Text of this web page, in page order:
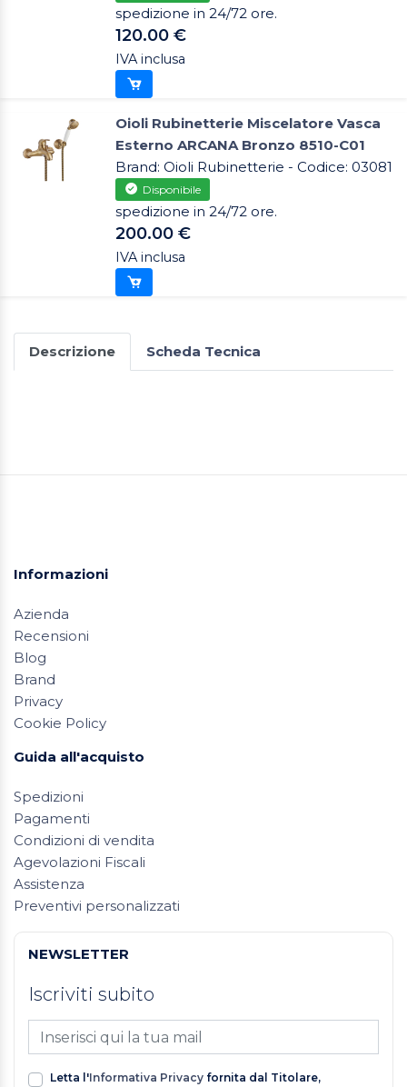
spedizione in 24/72 ore.
120.00 €
IVA inclusa
Oioli Rubinetterie Miscelatore Vasca
Esterno ARCANA Bronzo 8510-C01
Brand: Oioli Rubinetterie - Codice: 03081
Disponibile
spedizione in 24/72 ore.
200.00 €
IVA inclusa
Descrizione Scheda Tecnica
Informazioni
Azienda
Recensioni
Blog
Brand
Privacy
Cookie Policy
Guida all'acquisto
Spedizioni
Pagamenti
Condizioni di vendita
Agevolazioni Fiscali
Assistenza
Preventivi personalizzati
NEWSLETTER
Iscriviti subito
Letta l'Informativa Privacy fornita dal Titolare,